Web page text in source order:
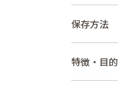
保存方法
特徴・目的